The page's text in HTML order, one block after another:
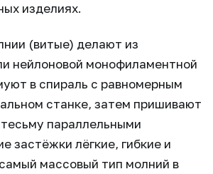
изделиях.
(витые) делают из
нейлоновой монофиламентной
в спираль с равномерным
станке, затем пришивают
параллельными
застёжки лёгкие, гибкие и
массовый тип молний в